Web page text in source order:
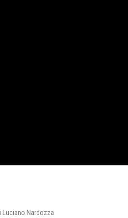
Luciano Nardozza